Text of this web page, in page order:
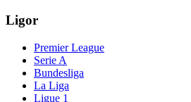
Ligor
Premier League
Serie A
Bundesliga
La Liga
Ligue 1